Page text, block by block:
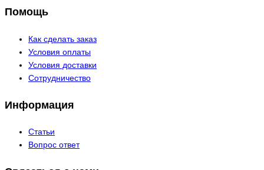
Помощь
Как сделать заказ
Условия оплаты
Условия доставки
Сотрудничество
Информация
Статьи
Вопрос ответ